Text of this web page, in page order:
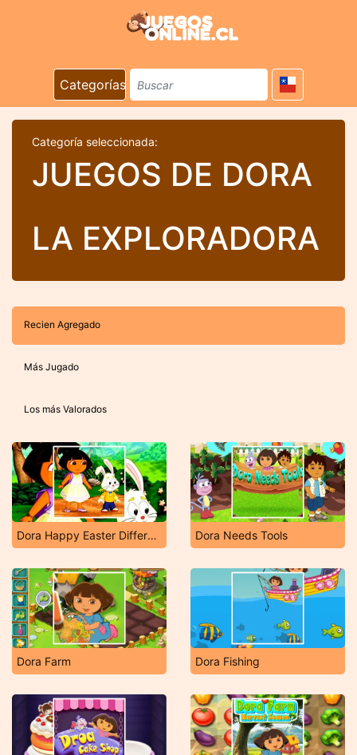
Categorías
Categoría seleccionada:
JUEGOS DE DORA
LA EXPLORADORA
Recien Agregado
Más Jugado
Los más Valorados
Dora Happy Easter Differences Dora Needs Tools
Dora Farm Dora Fishing